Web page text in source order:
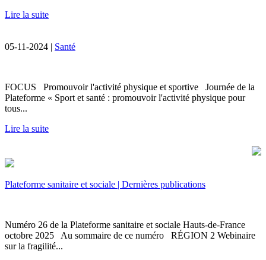
Lire la suite
05-11-2024 | Santé
FOCUS Promouvoir l'activité physique et sportive Journée de la
Plateforme « Sport et santé : promouvoir l'activité physique pour
tous...
Lire la suite
Plateforme sanitaire et sociale | Dernières publications
Numéro 26 de la Plateforme sanitaire et sociale Hauts-de-France
octobre 2025 Au sommaire de ce numéro RÉGION 2 Webinaire
sur la fragilité...